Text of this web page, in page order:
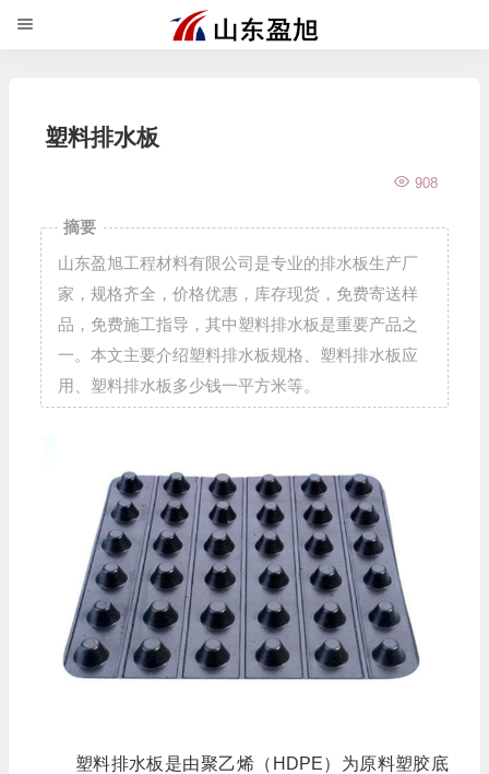
塑料排水板
908
摘要
山东盈旭工程材料有限公司是专业的排水板生产厂
家，规格齐全，价格优惠，库存现货，免费寄送样
品，免费施工指导，其中塑料排水板是重要产品之
一。本文主要介绍塑料排水板规格、塑料排水板应
用、塑料排水板多少钱一平方米等。
塑料排水板是由聚乙烯（HDPE）为原料塑胶底